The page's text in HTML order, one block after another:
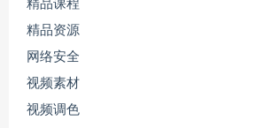
精品课程
精品资源
网络安全
视频素材
视频调色